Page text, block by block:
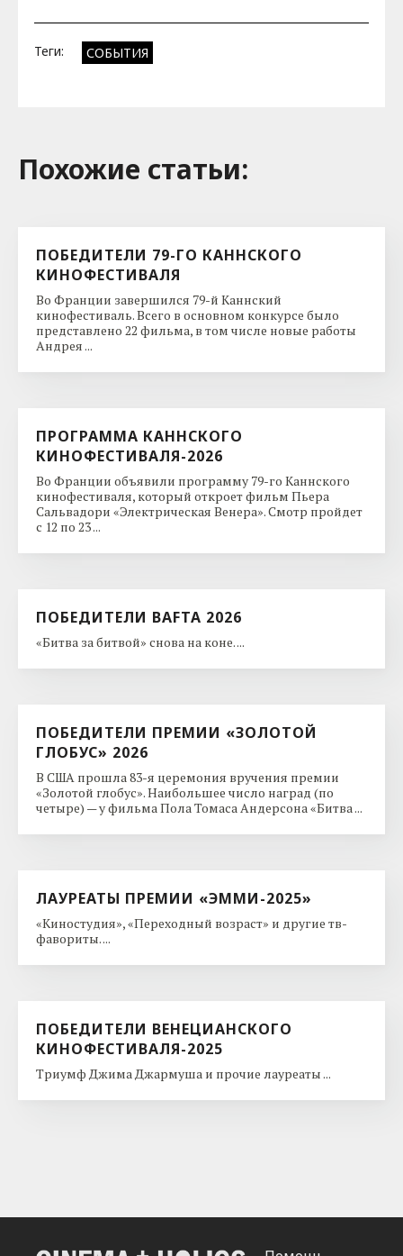
Теги: СОБЫТИЯ
Похожие cтатьи:
ПОБЕДИТЕЛИ 79-ГО КАННСКОГО
КИНОФЕСТИВАЛЯ
Во Франции завершился 79-й Каннский
кинофестиваль. Всего в основном конкурсе было
представлено 22 фильма, в том числе новые работы
Андрея ...
ПРОГРАММА КАННСКОГО
КИНОФЕСТИВАЛЯ-2026
Во Франции объявили программу 79-го Каннского
кинофестиваля, который откроет фильм Пьера
Сальвадори «Электрическая Венера». Смотр пройдет
с 12 по 23 ...
ПОБЕДИТЕЛИ BAFTA 2026
«Битва за битвой» снова на коне. ...
ПОБЕДИТЕЛИ ПРЕМИИ «ЗОЛОТОЙ
ГЛОБУС» 2026
В США прошла 83-я церемония вручения премии
«Золотой глобус». Наибольшее число наград (по
четыре) — у фильма Пола Томаса Андерсона «Битва ...
ЛАУРЕАТЫ ПРЕМИИ «ЭММИ-2025»
«Киностудия», «Переходный возраст» и другие тв-
фавориты. ...
ПОБЕДИТЕЛИ ВЕНЕЦИАНСКОГО
КИНОФЕСТИВАЛЯ-2025
Триумф Джима Джармуша и прочие лауреаты ...